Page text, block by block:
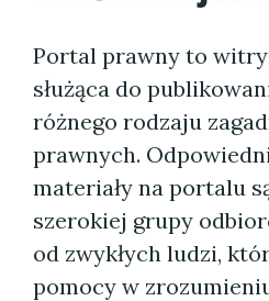
Portal prawny to
służąca do
różnego rodzaju
prawnych.
materiały na portalu
szerokiej grupy
od zwykłych ludzi,
pomocy w